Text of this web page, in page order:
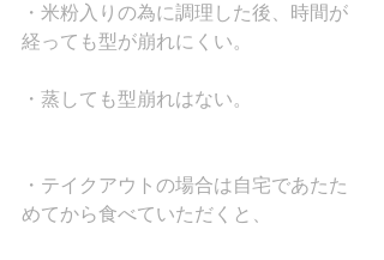
・米粉入りの為に調理した後、時間が
経っても型が崩れにくい。
・蒸しても型崩れはない。
・テイクアウトの場合は自宅であたた
めてから食べていただくと、